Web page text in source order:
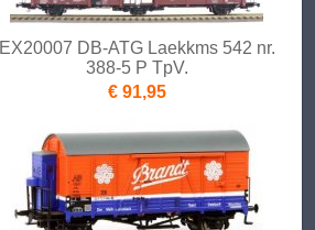
EX20007 DB-ATG Laekkms 542 nr.
388-5 P TpV.
€ 91,95